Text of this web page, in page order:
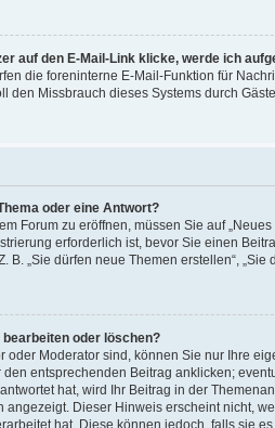
auf den E-Mail-Link klicke, werde ich
die foreninterne E-Mail-Funktion für
den Missbrauch dieses Systems durch
oder eine Antwort?
Forum zu eröffnen, müssen Sie auf
erforderlich ist, bevor Sie einen
B. „Sie dürfen neue Themen erstellen“,
oder löschen?
oder Moderator sind, können Sie nur Ihre
den entsprechenden Beitrag anklicken;
hat, wird Ihr Beitrag in der
angezeigt. Dieser Hinweis erscheint nicht,
hat. Diese können jedoch, falls sie